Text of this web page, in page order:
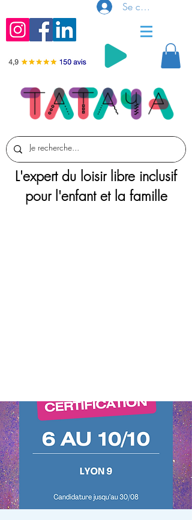
Se connecter
L'expert du loisir libre inclusif
pour l'enfant et la famille